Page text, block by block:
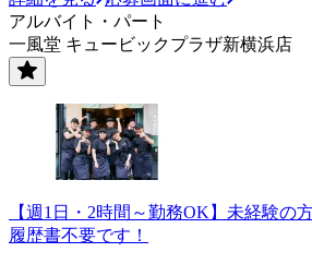
アルバイト・パート
一風堂 キュービックプラザ新横浜店
【週1日・2時間～勤務OK】未経験の
履歴書不要です！